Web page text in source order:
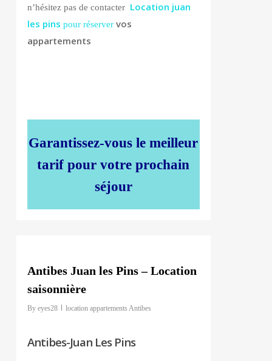
n’hésitez pas de contacter Location juan
les pins pour réserver vos
appartements
Garantissez-vous le meilleur
tarif pour votre prochain
séjour
Antibes Juan les Pins – Location
saisonnière
By eyes28 location appartements Antibes
Antibes-Juan Les Pins